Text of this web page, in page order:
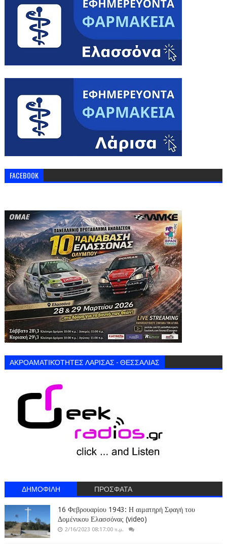
FACEBOOK
ΑΚΡΟΑΜΑΤΙΚΌΤΗΤΕΣ ΛΑΡΙΣΑΣ - ΘΕΣΣΑΛΙΑΣ
ΔΗΜΟΦΙΛΗ ΠΡΟΣΦΑΤΑ
16 Φεβρουαρίου 1943: Η αιματηρή Σφαγή του
Δομένικου Ελασσόνας (video)
2/16/2023 08:17:00 π.μ.